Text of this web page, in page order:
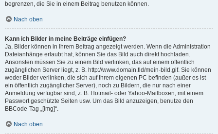
begrenzen, die Sie in einem Beitrag benutzen können.
Nach oben
Kann ich Bilder in meine Beiträge einfügen?
Ja, Bilder können in Ihrem Beitrag angezeigt werden. Wenn die Administration
Dateianhänge erlaubt hat, können Sie das Bild auch direkt hochladen.
Ansonsten müssen Sie zu einem Bild verlinken, das auf einem öffentlich
zugänglichen Server liegt, z. B. http://www.domain.tld/mein-bild.gif. Sie können
weder Bilder verlinken, die sich auf Ihrem eigenen PC befinden (außer es ist
ein öffentlich zugänglicher Server), noch zu Bildern, die nur nach einer
Anmeldung verfügbar sind, z. B. Hotmail- oder Yahoo-Mailboxen, mit einem
Passwort geschützte Seiten usw. Um das Bild anzuzeigen, benutze den
BBCode-Tag „[img]“.
Nach oben